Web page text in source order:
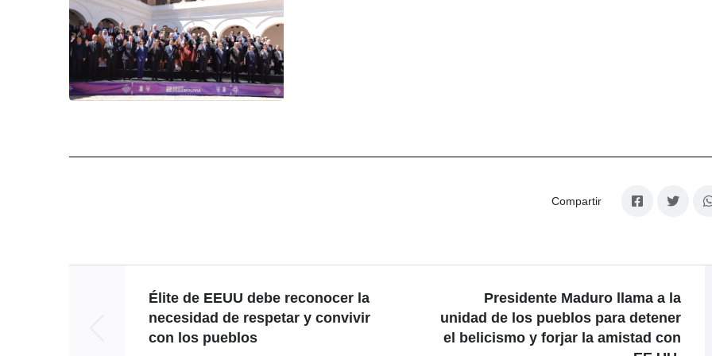
Compartir
Élite de EEUU debe reconocer la
necesidad de respetar y convivir
con los pueblos
Presidente Maduro llama a la
unidad de los pueblos para detener
el belicismo y forjar la amistad con